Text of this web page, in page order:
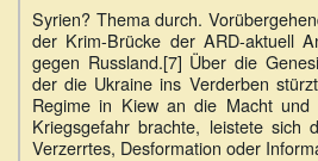
Syrien? Thema durch.
der Krim-Brücke der ARD-aktuell
gegen Russland.[7] Über die
der die Ukraine ins Verderben
Regime in Kiew an die Macht
Kriegsgefahr brachte, leistete sich
Verzerrtes, Desformation oder